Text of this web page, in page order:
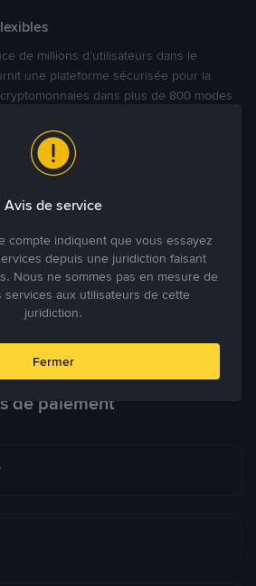
de millions d’utilisateurs dans le
une plateforme sécurisée pour la
dans plus de 800 modes
et trader des cryptomonnaies
utilisateurs, tout en définissant leurs prix
préférés sur une Marketplace de
pour vous
libres d’acheter et de vendre à votre
à partir des offres existantes, ou créez
Voir plus
de paiement
Avis de service
compte indiquent que vous essayez
depuis une juridiction faisant
Nous ne sommes pas en mesure de
services aux utilisateurs de cette
juridiction.
Fermer